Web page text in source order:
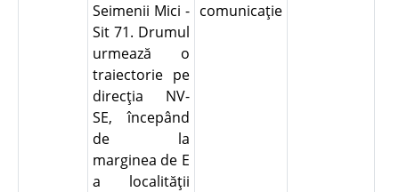
Seimenii Mici -
Sit 71. Drumul
urmează o
traiectorie pe
direcţia NV-
SE, începând
de la
marginea de E
a localităţii
comunicaţie